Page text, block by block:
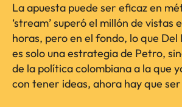
La apuesta puede ser eficaz en
‘stream’ superó el millón de vistas
horas, pero en el fondo, lo que
es solo una estrategia de Petro,
de la política colombiana a la que
con tener ideas, ahora hay que